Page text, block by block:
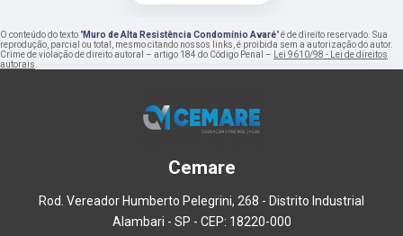
O conteúdo do texto "Muro de Alta Resistência Condomínio Avaré" é de direito reservado. Sua
reprodução, parcial ou total, mesmo citando nossos links, é proibida sem a autorização do autor.
Crime de violação de direito autoral – artigo 184 do Código Penal –
Lei 9610/98 - Lei de direitos
autorais
Cemare
Rod. Vereador Humberto Pelegrini, 268 - Distrito Industrial
Alambari - SP - CEP: 18220-000